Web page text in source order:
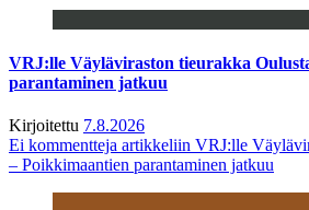
VRJ:lle Väyläviraston tieurakka
parantaminen jatkuu
Kirjoitettu 7.8.2026
Ei kommentteja artikkeliin VRJ:lle
– Poikkimaantien parantaminen jatkuu